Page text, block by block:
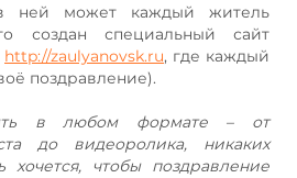
ней может каждый житель
создан специальный сайт
http://zaulyanovsk.ru, где каждый
поздравление).
в любом формате – от
до видеоролика, никаких
хочется, чтобы поздравление